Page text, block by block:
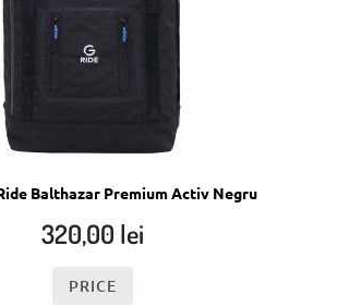
Balthazar Premium Activ Negru
320,00 lei
PRICE